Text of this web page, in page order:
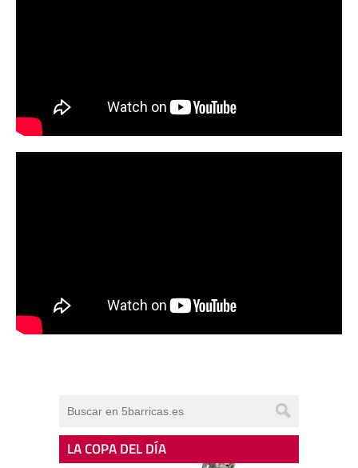
LA COPA DEL DÍA